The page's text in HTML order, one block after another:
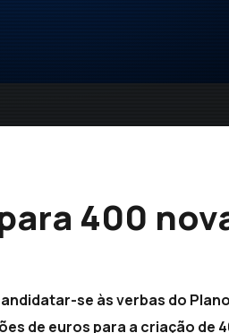
400
se às verbas do
de euros para a criação de